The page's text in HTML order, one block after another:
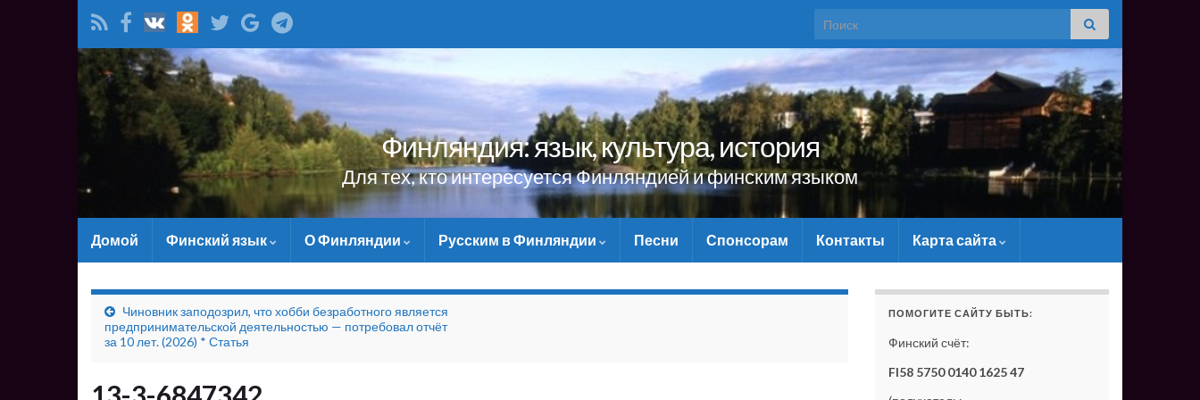
Search for:
Финляндия: язык, культура, история
Для тех, кто интересуется Финляндией и финским языком
Домой Финский язык О Финляндии Русским в Финляндии Песни Спонсорам Контакты Карта сайта
Чиновник заподозрил, что хобби безработного является
предпринимательской деятельностью — потребовал отчёт
за 10 лет. (2026) * Статья
ПОМОГИТЕ САЙТУ БЫТЬ:
Финский счёт:
FI58 5750 0140 1625 47